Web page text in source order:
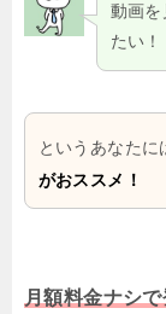
動画
たい！
というあなたに
がおススメ！
月額料金ナシ